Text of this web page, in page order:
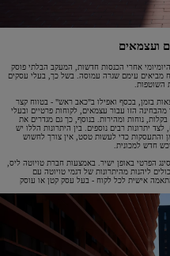
אחרי הכנסות חדשות, המעקב הבלתי פוסק
מביאים עימם שגרה עמוסה. בשל כך, בעלי עסקים
השוטפות.
בזמן, בכסף ואפילו ב"כאב ראש" - בטווח קצר
הזו עבור עצמאים, לקוחות פרטיים ובעלי
נוחות ומהירות. בנוסף, כך גם מגדרים את
יתרונות רבים נוספים. בין היתרונות הללו יש
והתעסקות כדי לעשות טסט, אין צורך לחשוש
חדש למכונית.
הפרטי באופן ישיר. באמצעות חברת טויוטה ליס,
ליהנות מהיתרונות של דגמי טויוטה עם
אישית לכל לקוח - בעל עסק קטן או עוסק